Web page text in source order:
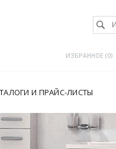
ИЗБРАННОЕ (0)
И ПРАЙС-ЛИСТЫ